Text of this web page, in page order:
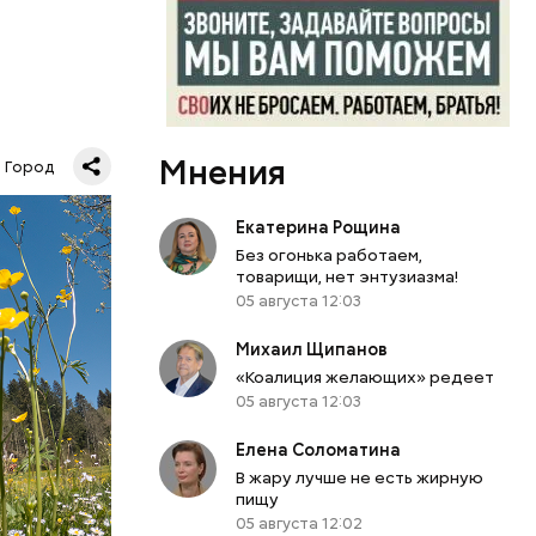
Город Мнения
Екатерина Рощина
Без огонька работаем,
товарищи, нет энтузиазма!
05 августа 12:03
Михаил Щипанов
«Коалиция желающих» редеет
05 августа 12:03
Елена Соломатина
В жару лучше не есть жирную
пищу
05 августа 12:02